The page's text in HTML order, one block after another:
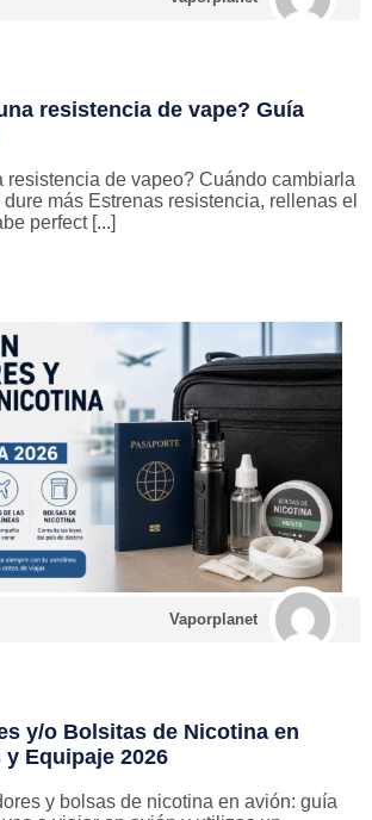
resistencia de vape? Guía
resistencia de vapeo? Cuándo cambiarla
más Estrenas resistencia, rellenas el
perfect [...]
Vaporplanet
y/o Bolsitas de Nicotina en
Equipaje 2026
y bolsas de nicotina en avión: guía